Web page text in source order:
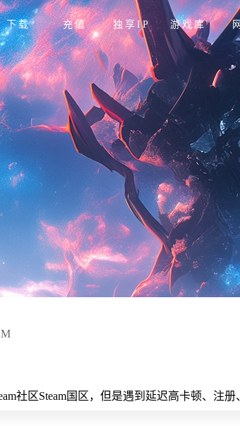
下载 充值 独享IP 游戏库
社区Steam国区，但是遇到延迟高卡顿、注